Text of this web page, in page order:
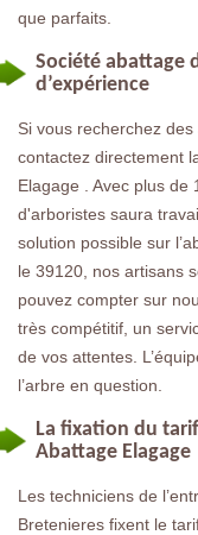
que parfaits.
Société abattage
d’expérience
Si vous recherchez
contactez directement
Elagage . Avec plus de
d'arboristes saura
solution possible sur
le 39120, nos artisans
pouvez compter sur
très compétitif, un
de vos attentes.
l’arbre en question.
La fixation du
Abattage Elagage
Les techniciens de
Bretenieres fixent le